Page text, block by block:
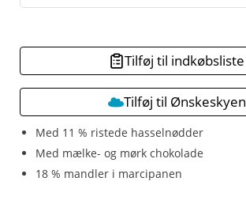
Med 11 % ristede hasselnødder
Med mælke- og mørk chokolade
18 % mandler i marcipanen
Tilføj til indkøbsliste
Tilføj til Ønskeskyen